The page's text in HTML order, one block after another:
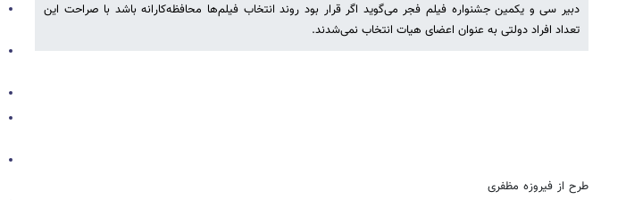
دبیر سی و یکمین جشنواره فیلم فجر می‌گوید اگر قرار بود روند انتخاب فیلم‌ها محافظه‌کارانه باشد با صراحت این
تعداد افراد دولتی به عنوان اعضای هیات انتخاب نمی‌شدند.
طرح از فیروزه مظفری